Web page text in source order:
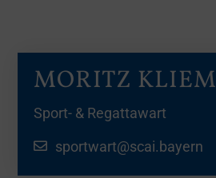
MORITZ KLIEM
Sport- & Regattawart
sportwart@scai.bayern